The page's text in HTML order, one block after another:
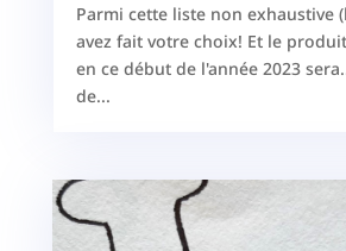
Parmi cette liste non exhaustive
avez fait votre choix! Et le
en ce début de l'année 2023
de...